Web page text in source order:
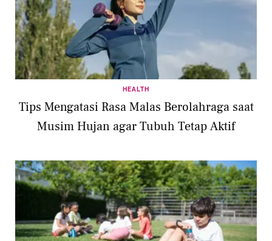
HEALTH
Tips Mengatasi Rasa Malas Berolahraga saat
Musim Hujan agar Tubuh Tetap Aktif